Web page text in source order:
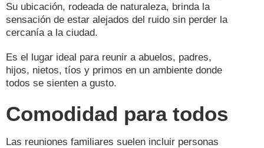
Su ubicación, rodeada de naturaleza, brinda la
sensación de estar alejados del ruido sin perder la
cercanía a la ciudad.
Es el lugar ideal para reunir a abuelos, padres,
hijos, nietos, tíos y primos en un ambiente donde
todos se sienten a gusto.
Comodidad para todos
Las reuniones familiares suelen incluir personas